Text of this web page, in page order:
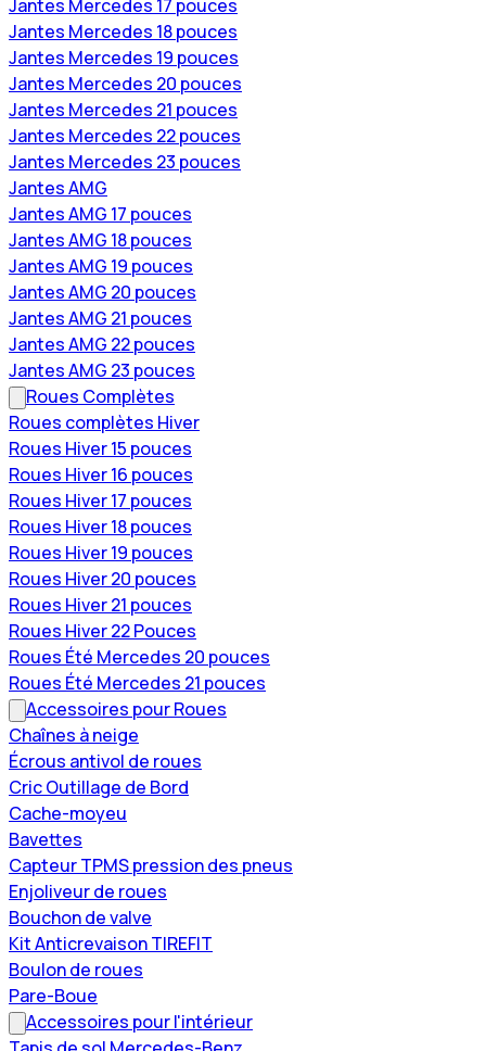
Jantes Mercedes 17 pouces
Jantes Mercedes 18 pouces
Jantes Mercedes 19 pouces
Jantes Mercedes 20 pouces
Jantes Mercedes 21 pouces
Jantes Mercedes 22 pouces
Jantes Mercedes 23 pouces
Jantes AMG
Jantes AMG 17 pouces
Jantes AMG 18 pouces
Jantes AMG 19 pouces
Jantes AMG 20 pouces
Jantes AMG 21 pouces
Jantes AMG 22 pouces
Jantes AMG 23 pouces
Roues Complètes
Roues complètes Hiver
Roues Hiver 15 pouces
Roues Hiver 16 pouces
Roues Hiver 17 pouces
Roues Hiver 18 pouces
Roues Hiver 19 pouces
Roues Hiver 20 pouces
Roues Hiver 21 pouces
Roues Hiver 22 Pouces
Roues Été Mercedes 20 pouces
Roues Été Mercedes 21 pouces
Accessoires pour Roues
Chaînes à neige
Écrous antivol de roues
Cric Outillage de Bord
Cache-moyeu
Bavettes
Capteur TPMS pression des pneus
Enjoliveur de roues
Bouchon de valve
Kit Anticrevaison TIREFIT
Boulon de roues
Pare-Boue
Accessoires pour l'intérieur